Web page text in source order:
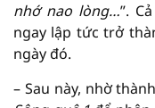
nhớ nao lòng…”.
ngay lập tức trở
ngày đó.
– Sau này, nhờ